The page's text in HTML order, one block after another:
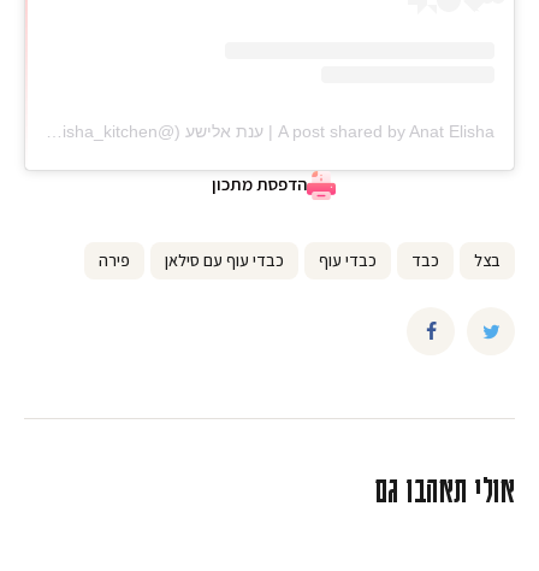
A post shared by Anat Elisha | ענת אלישע (@anat_elisha_kitchen)
הדפסת מתכון
בצל כבד כבדי עוף כבדי עוף עם סילאן פירה
אולי תאהבו גם